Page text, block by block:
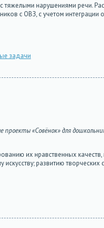
тяжелыми нарушениями речи.
с ОВЗ, с учетом
задачи
«Совёнок» для
их нравственных
развитию творческих